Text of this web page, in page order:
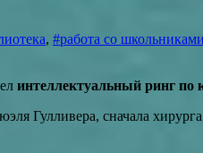
, #работа со школьниками
интеллектуальный ринг
сначала хирурга,